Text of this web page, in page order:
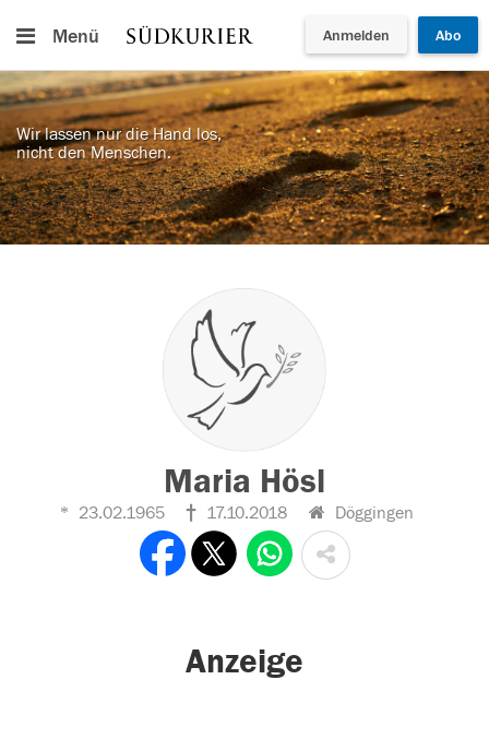
Menü Anmelden Abo
Wir lassen nur die Hand los,
nicht den Menschen.
Maria Hösl
23.02.1965 17.10.2018 Döggingen
Anzeige